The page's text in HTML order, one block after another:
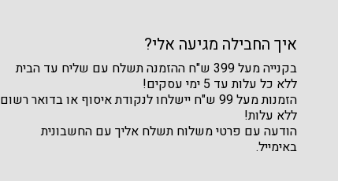
איך החבילה מגיעה אלי?
בקנייה מעל 399 ש"ח ההזמנה תשלח עם שליח עד הבית
ללא כל עלות עד 5 ימי עסקים!
הזמנות מעל 99 ש"ח יישלחו לנקודת איסוף או בדואר רשום
ללא עלות!
הודעה עם פרטי משלוח תשלח אליך עם החשבונית
באימייל.